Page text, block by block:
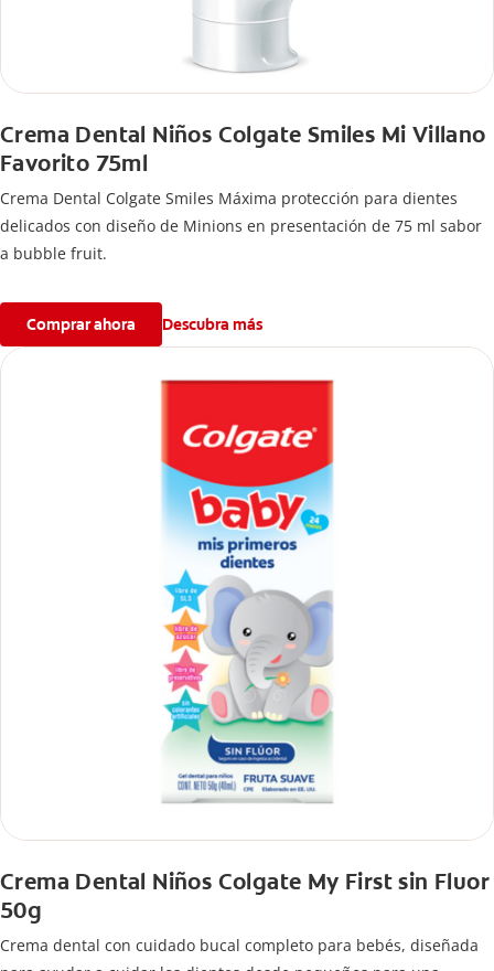
Crema Dental Niños Colgate Smiles Mi Villano
Favorito 75ml
Crema Dental Colgate Smiles Máxima protección para dientes
delicados con diseño de Minions en presentación de 75 ml sabor
a bubble fruit.
Comprar ahora Descubra más
Crema Dental Niños Colgate My First sin Fluor
50g
Crema dental con cuidado bucal completo para bebés, diseñada